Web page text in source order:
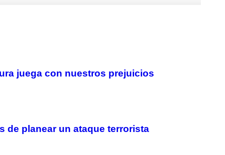
juega con nuestros prejuicios
de planear un ataque terrorista